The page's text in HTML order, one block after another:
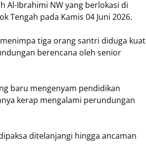
Al-Ibrahimi NW yang berlokasi di
Tengah pada Kamis 04 Juni 2026.
tiga orang santri diduga kuat
berencana oleh senior
baru mengenyam pendidikan
kerap mengalami perundungan
ditelanjangi hingga ancaman